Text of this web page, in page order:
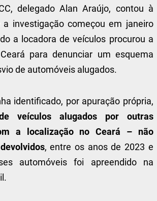
delegado Alan Araújo, contou à
a investigação começou em janeiro
a locadora de veículos procurou a
para denunciar um esquema
de automóveis alugados.
identificado, por apuração própria,
veículos alugados por outras
a localização no Ceará – não
, entre os anos de 2023 e
automóveis foi apreendido na